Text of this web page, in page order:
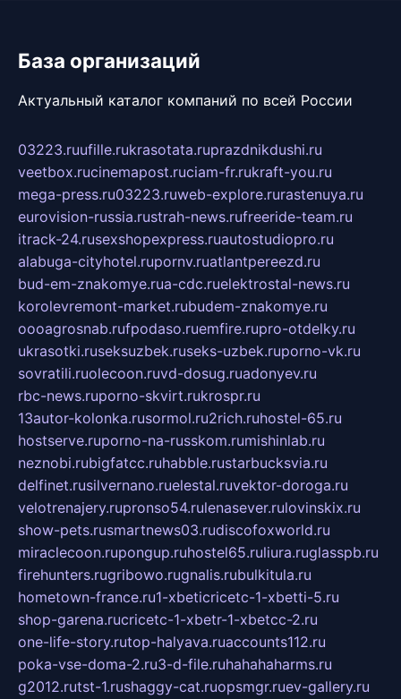
База организаций
Актуальный каталог компаний по всей России
03223.ruufille.rukrasotata.ruprazdnikdushi.ru
veetbox.rucinemapost.ruciam-fr.rukraft-you.ru
mega-press.ru03223.ruweb-explore.rurastenuya.ru
eurovision-russia.rustrah-news.rufreeride-team.ru
itrack-24.rusexshopexpress.ruautostudiopro.ru
alabuga-cityhotel.rupornv.ruatlantpereezd.ru
bud-em-znakomye.rua-cdc.ruelektrostal-news.ru
korolevremont-market.rubudem-znakomye.ru
oooagrosnab.rufpodaso.ruemfire.rupro-otdelky.ru
ukrasotki.ruseksuzbek.ruseks-uzbek.ruporno-vk.ru
sovratili.ruolecoon.ruvd-dosug.ruadonyev.ru
rbc-news.ruporno-skvirt.rukrospr.ru
13autor-kolonka.rusormol.ru2rich.ruhostel-65.ru
hostserve.ruporno-na-russkom.rumishinlab.ru
neznobi.rubigfatcc.ruhabble.rustarbucksvia.ru
delfinet.rusilvernano.ruelestal.ruvektor-doroga.ru
velotrenajery.rupronso54.rulenasever.rulovinskix.ru
show-pets.rusmartnews03.rudiscofoxworld.ru
miraclecoon.rupongup.ruhostel65.ruliura.ruglasspb.ru
firehunters.rugribowo.rugnalis.rubulkitula.ru
hometown-france.ru1-xbeticricetc-1-xbetti-5.ru
shop-garena.rucricetc-1-xbetr-1-xbetcc-2.ru
one-life-story.rutop-halyava.ruaccounts112.ru
poka-vse-doma-2.ru3-d-file.ruhahahaharms.ru
g2012.rutst-1.rushaggy-cat.ruopsmgr.ruev-gallery.ru